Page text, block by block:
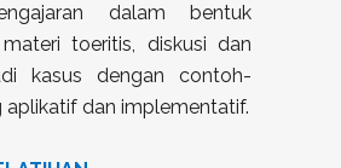
dalam bentuk
toeritis, diskusi dan
kasus dengan contoh-
dan implementatif.